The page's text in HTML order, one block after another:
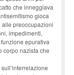
che inneggiava
gioca
preoccupazioni
impedimenti,
epurativa
corpo nazista che